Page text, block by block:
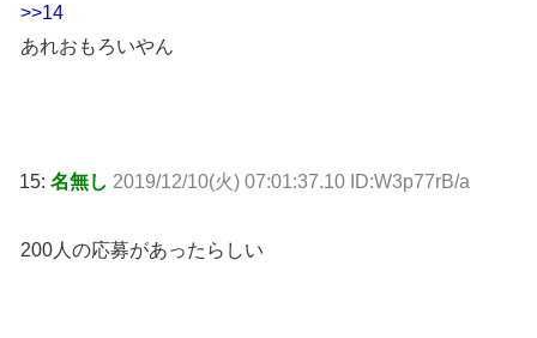
>>14
あれおもろいやん
15: 名無し 2019/12/10(火) 07:01:37.10 ID:W3p77rB/a
200人の応募があったらしい